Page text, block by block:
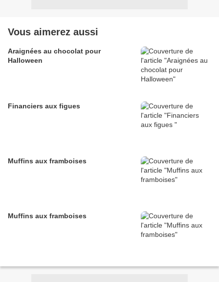
Vous aimerez aussi
Araignées au chocolat pour
Halloween
Financiers aux figues
Muffins aux framboises
Muffins aux framboises